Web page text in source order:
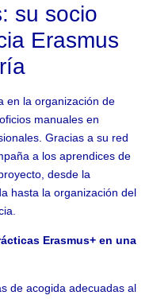
su socio
Erasmus
en la organización de
manuales en
Gracias a su red
a los aprendices de
desde la
hasta la organización del
Erasmus+ en una
de acogida adecuadas al